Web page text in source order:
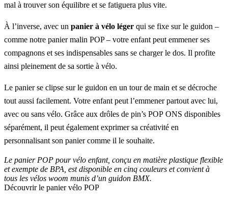
mal à trouver son équilibre et se fatiguera plus vite.
À l’inverse, avec un panier à vélo léger qui se fixe sur le guidon –
comme notre panier malin POP– votre enfant peut emmener ses
compagnons et ses indispensables sans se charger le dos. Il profite
ainsi pleinement de sa sortie à vélo.
Le panier se clipse sur le guidon en un tour de main et se décroche
tout aussi facilement. Votre enfant peut l’emmener partout avec lui,
avec ou sans vélo. Grâce aux drôles de pin’s POP ONS disponibles
séparément, il peut également exprimer sa créativité en
personnalisant son panier comme il le souhaite.
Le panier POP pour vélo enfant, conçu en matière plastique flexible
et exempte de BPA, est disponible en cinq couleurs et convient à
tous les vélos woom munis d’un guidon BMX.
Découvrir le panier vélo POP